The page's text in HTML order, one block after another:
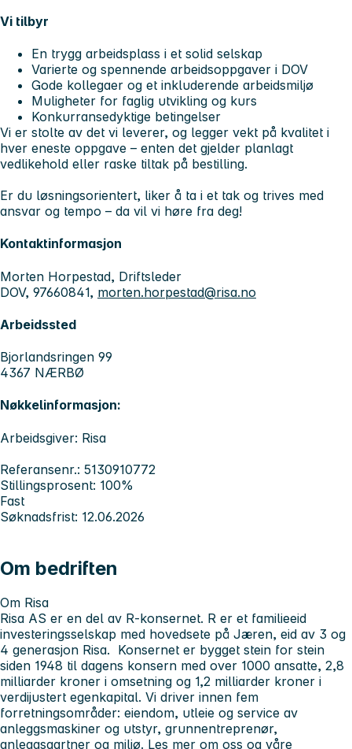
Vi tilbyr
En trygg arbeidsplass i et solid selskap
Varierte og spennende arbeidsoppgaver i DOV
Gode kollegaer og et inkluderende arbeidsmiljø
Muligheter for faglig utvikling og kurs
Konkurransedyktige betingelser
Vi er stolte av det vi leverer, og legger vekt på kvalitet i
hver eneste oppgave – enten det gjelder planlagt
vedlikehold eller raske tiltak på bestilling.
Er du løsningsorientert, liker å ta i et tak og trives med
ansvar og tempo – da vil vi høre fra deg!
Kontaktinformasjon
Morten Horpestad, Driftsleder
DOV, 97660841, morten.horpestad@risa.no
Arbeidssted
Bjorlandsringen 99
4367 NÆRBØ
Nøkkelinformasjon:
Arbeidsgiver: Risa
Referansenr.: 5130910772
Stillingsprosent: 100%
Fast
Søknadsfrist: 12.06.2026
Om bedriften
Om Risa
Risa AS er en del av R-konsernet. R er et familieeid
investeringsselskap med hovedsete på Jæren, eid av 3 og
4 generasjon Risa. Konsernet er bygget stein for stein
siden 1948 til dagens konsern med over 1000 ansatte, 2,8
milliarder kroner i omsetning og 1,2 milliarder kroner i
verdijustert egenkapital. Vi driver innen fem
forretningsområder: eiendom, utleie og service av
anleggsmaskiner og utstyr, grunnentreprenør,
anleggsgartner og miljø. Les mer om oss og våre